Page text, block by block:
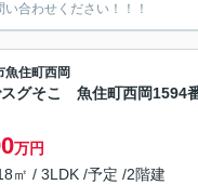
合わせください！！！
魚住町西岡
スグそこ 魚住町西岡
万円
㎡ / 3LDK /予定 /2階建